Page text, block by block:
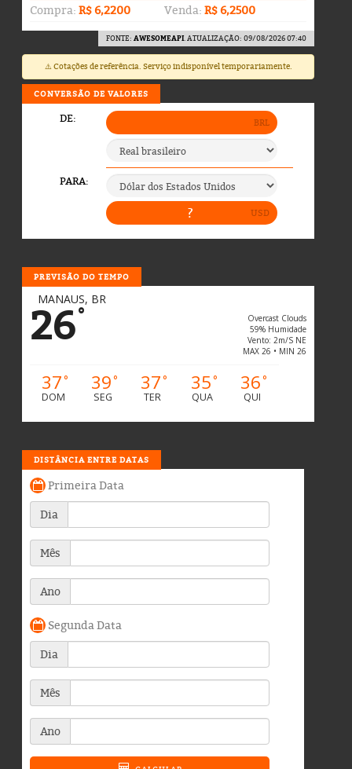
Compra: R$ 6,2200 Venda: R$ 6,2500
FONTE: AWESOMEAPI. ATUALIZAÇÃO: 09/08/2026 07:40
⚠️ Cotações de referência. Serviço indisponível temporariamente.
CONVERSÃO DE VALORES
PREVISÃO DO TEMPO
MANAUS, BR
26°
Overcast Clouds
59% Humidade
Vento: 2m/s NE
MAX 26 • MIN 26
37°
DOM
39°
SEG
37°
TER
35°
QUA
36°
QUI
DISTÂNCIA ENTRE DATAS